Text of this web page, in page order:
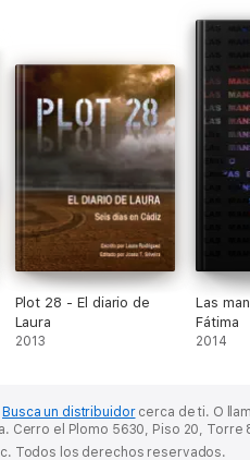
Plot 28 - El diario de
Laura
2013
Las
Fátima
2014
Busca un distribuidorcerca de ti. O
Cerro el Plomo 5630, Piso 20,
Todos los derechos reservados.